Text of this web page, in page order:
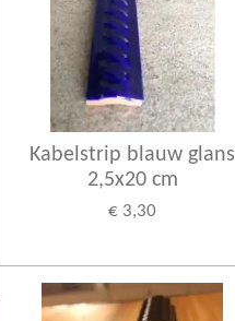
Kabelstrip blauw glans
2,5x20 cm
€ 3,30